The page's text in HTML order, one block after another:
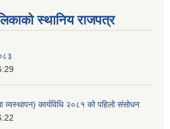
स्थानिय राजपत्र
व्यस्थापन) कार्यविधि २०८१ को पहिलो संसोधन